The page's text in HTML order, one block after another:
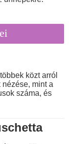
közt arról
mint a
száma, és